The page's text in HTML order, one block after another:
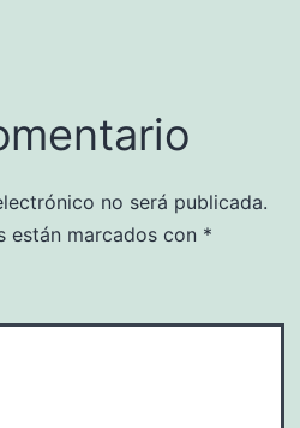
no será publicada.
están marcados con *